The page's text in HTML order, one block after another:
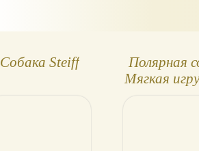
Собака Steiff
Полярная
Мягкая